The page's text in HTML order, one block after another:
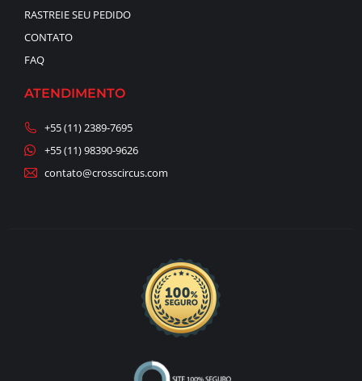
RASTREIE SEU PEDIDO
CONTATO
FAQ
ATENDIMENTO
+55 (11) 2389-7695
+55 (11) 98390-9626
contato@crosscircus.com